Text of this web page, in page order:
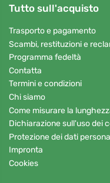
Tutto sull'acquisto
Trasporto e pagamento
Scambi, restituzioni e
Programma fedeltà
Contatta
Termini e condizioni
Chi siamo
Come misurare la
Dichiarazione sull'uso dei
Protezione dei dati
Impronta
Cookies